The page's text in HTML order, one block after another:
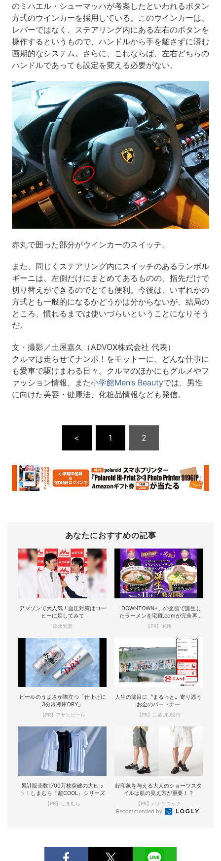
のミハエル・シューマッハが考案したといわれるボタン
方式のウインカーを採用している。このウインカーは、
レバーではなく、ステアリング内にある左右のボタンを
操作するというもので、ハンドルから手を離さずに済む
画期的なシステム。さらに、これならば、左右どちらの
ハンドルであっても設定を変える必要がない。
赤丸で囲った部分がウインカーのスイッチ。
また、同じくステアリング内にスイッチのあるランボル
ギーニは、左側だけにまとめてあるものの、指先だけで
切り替えができるのでとても便利。今後は、いずれかの
方式とも一般的になるかどうかは分からないが、結局の
ところ、慣れるまでは使いづらいということになりそう
だ。
文・撮影／土屋嘉久（ADVOX株式会社 代表）
クルマは走らせてナンボ！をモットーに、どんな仕事に
も愛車で駆けまわる日々。クルマのほかにもグルメやフ
ァッション情報、また小学館Men’s Beautyでは、男性
に向けた美容・健康法、化粧品情報なども発信。
< 1 2
あなたにおすすめの記事
アマゾンで大人気！血圧対策はコー
ヒーに足してみて
森永乳業
「DOWNTOWN+」の企画で誕生し
たラーメンを宅麺.comが完全再
現！
【PR】宅麺
ビールのうまさが際立つ「仕上げに
3分冷凍庫DRY」
【PR】アサヒビール
人生の節目に〝まるっと〟寄り添う
お金のパートナー
【PR】三菱UFJ銀行
累計販売数1700万枚突破の大ヒッ
ト！しまむら『超COOL』シリーズ
【PR】しまむら
好印象を与える大人のショーツスタ
イルは肌の見え方が重要！？
【PR】パナソニック
Recommended by